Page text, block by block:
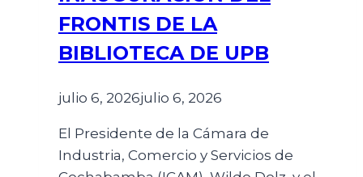
FRONTIS DE LA
BIBLIOTECA DE UPB
julio 6, 2026julio 6, 2026
El Presidente de la Cámara de
Industria, Comercio y Servicios de